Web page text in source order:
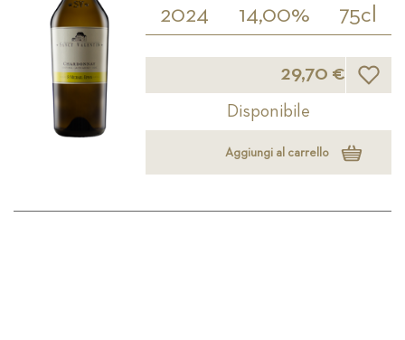
2024 14,00% 75cl
29,70 € Lista
Disponibile
Aggiungi al carrello